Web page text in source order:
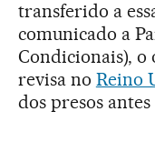
transferido a
comunicado a
Condicionais),
revisa no Reino
dos presos